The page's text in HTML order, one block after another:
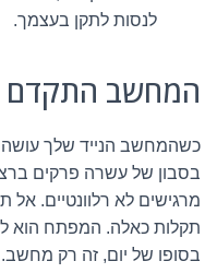
לנסות לתקן בעצמך.
המחשב התקדם
כשהמחשב הנייד שלך עושה
בסבון של עשרה פרקים
מרגישים לא רלוונטיים.
תקלות כאלה. המפתח הוא
בסופו של יום, זה רק מחשב.